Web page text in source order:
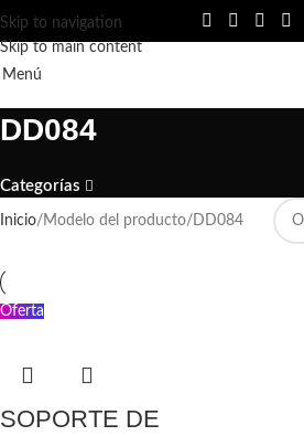
Skip to navigation
Skip to main content
Menú
DD084
Categorías
Inicio Modelo del producto DD084
Oferta
SOPORTE DE